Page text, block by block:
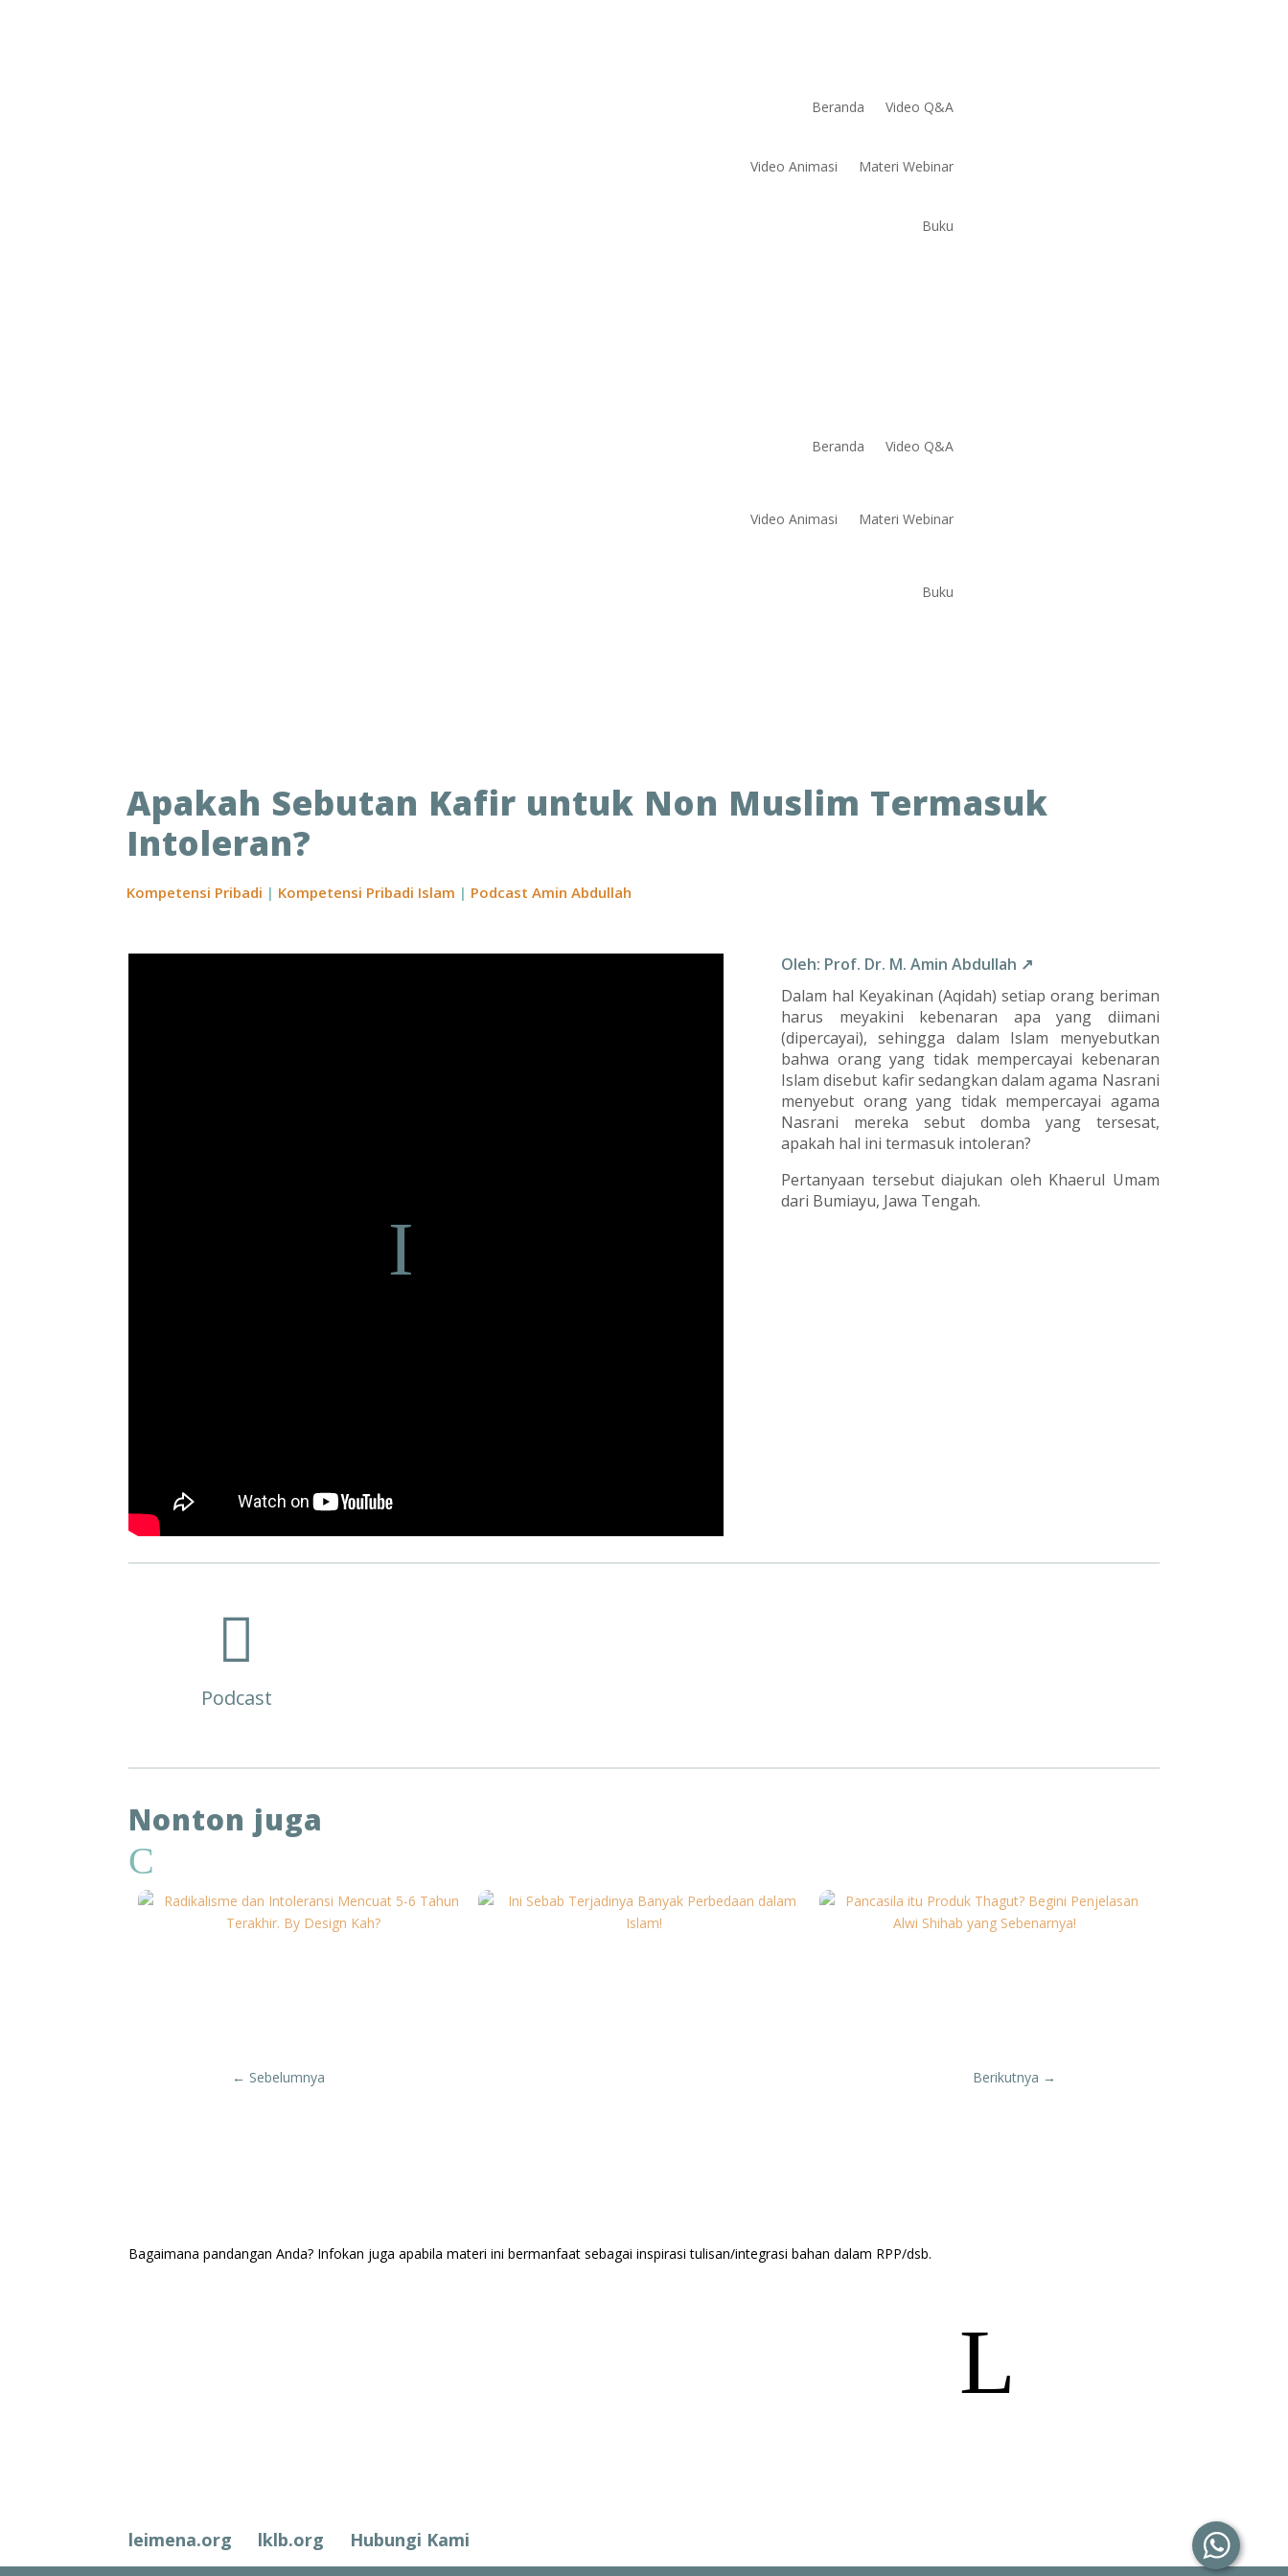
Beranda Video Q&A
Video Animasi Materi Webinar
Buku
Beranda Video Q&A
Video Animasi Materi Webinar
Buku
Apakah Sebutan Kafir untuk Non Muslim Termasuk
Intoleran?
Kompetensi Pribadi | Kompetensi Pribadi Islam | Podcast Amin Abdullah
Oleh: Prof. Dr. M. Amin Abdullah ↗
Dalam hal Keyakinan (Aqidah) setiap orang beriman
harus meyakini kebenaran apa yang diimani
(dipercayai), sehingga dalam Islam menyebutkan
bahwa orang yang tidak mempercayai kebenaran
Islam disebut kafir sedangkan dalam agama Nasrani
menyebut orang yang tidak mempercayai agama
Nasrani mereka sebut domba yang tersesat,
apakah hal ini termasuk intoleran?
Pertanyaan tersebut diajukan oleh Khaerul Umam
dari Bumiayu, Jawa Tengah.

Podcast
Nonton juga
C
← Sebelumnya Berikutnya →
Bagaimana pandangan Anda? Infokan juga apabila materi ini bermanfaat sebagai inspirasi tulisan/integrasi bahan dalam RPP/dsb.
L
leimena.org lklb.org Hubungi Kami